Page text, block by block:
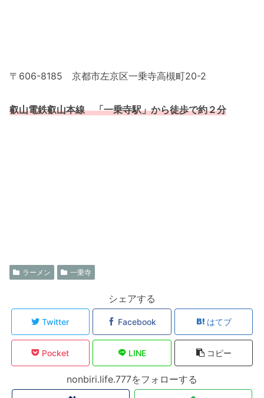
〒606-8185 京都市左京区一乗寺高槻町20-2
叡山電鉄叡山本線 「一乗寺駅」から徒歩で約２分
ラーメン 一乗寺
シェアする
Twitter Facebook はてブ
Pocket LINE コピー
nonbiri.life.777をフォローする